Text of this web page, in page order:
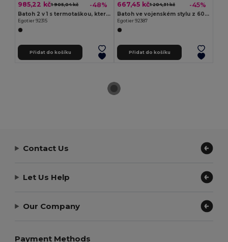
985,22 kč1 905,04 kč -48%
Batoh 2 v 1 s termotaškou, kterou lze používat společně nebo samostatně
Egotier 92315
Přidat do košíku
667,45 kč1 204,31 kč -45%
Batoh ve vojenském stylu z 600D, recyklovaného polyesteru s vysokou hustotou a podšívka z 210D recyklovaného polyesteru 17.3'
Egotier 92387
Přidat do košíku
Contact Us
Let Us Help
Our Company
Payment Methods